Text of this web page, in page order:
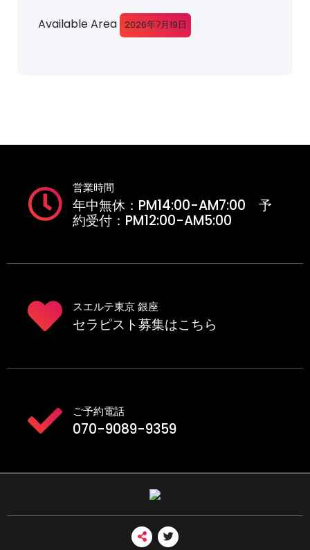
Available Area 2026年7月19日
営業時間
年中無休：PM14:00-AM7:00 予
約受付：PM12:00-AM5:00
スエルテ東京 銀座
セラピスト募集はこちら
ご予約電話
070-9089-9359